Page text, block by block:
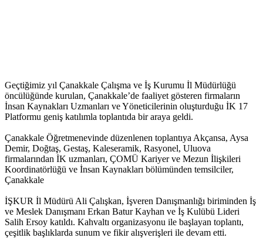
Geçtiğimiz yıl Çanakkale Çalışma ve İş Kurumu İl Müdürlüğü
öncülüğünde kurulan, Çanakkale’de faaliyet gösteren firmaların
İnsan Kaynakları Uzmanları ve Yöneticilerinin oluşturduğu İK 17
Platformu geniş katılımla toplantıda bir araya geldi.
Çanakkale Öğretmenevinde düzenlenen toplantıya Akçansa, Aysa
Demir, Doğtaş, Gestaş, Kaleseramik, Rasyonel, Uluova
firmalarından İK uzmanları, ÇOMÜ Kariyer ve Mezun İlişkileri
Koordinatörlüğü ve İnsan Kaynakları bölümünden temsilciler,
Çanakkale
İŞKUR İl Müdürü Ali Çalışkan, İşveren Danışmanlığı biriminden İş
ve Meslek Danışmanı Erkan Batur Kayhan ve İş Kulübü Lideri
Salih Ersoy katıldı. Kahvaltı organizasyonu ile başlayan toplantı,
çeşitlik başlıklarda sunum ve fikir alışverişleri ile devam etti.